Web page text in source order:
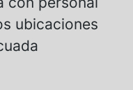
ubicaciones